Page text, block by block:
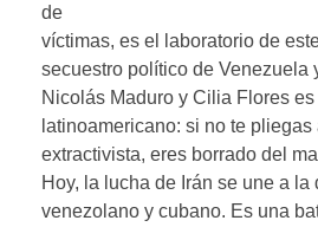
de
víctimas, es el laboratorio de
secuestro político de Venezuela
Nicolás Maduro y Cilia Flores
latinoamericano: si no te
extractivista, eres borrado del
Hoy, la lucha de Irán se une a la
venezolano y cubano. Es una